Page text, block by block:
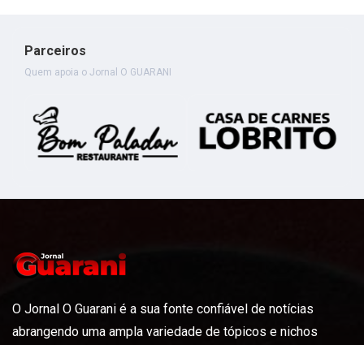
Parceiros
Quem apoia o Jornal O GUARANI
O Jornal O Guarani é a sua fonte confiável de notícias
abrangendo uma ampla variedade de tópicos e nichos